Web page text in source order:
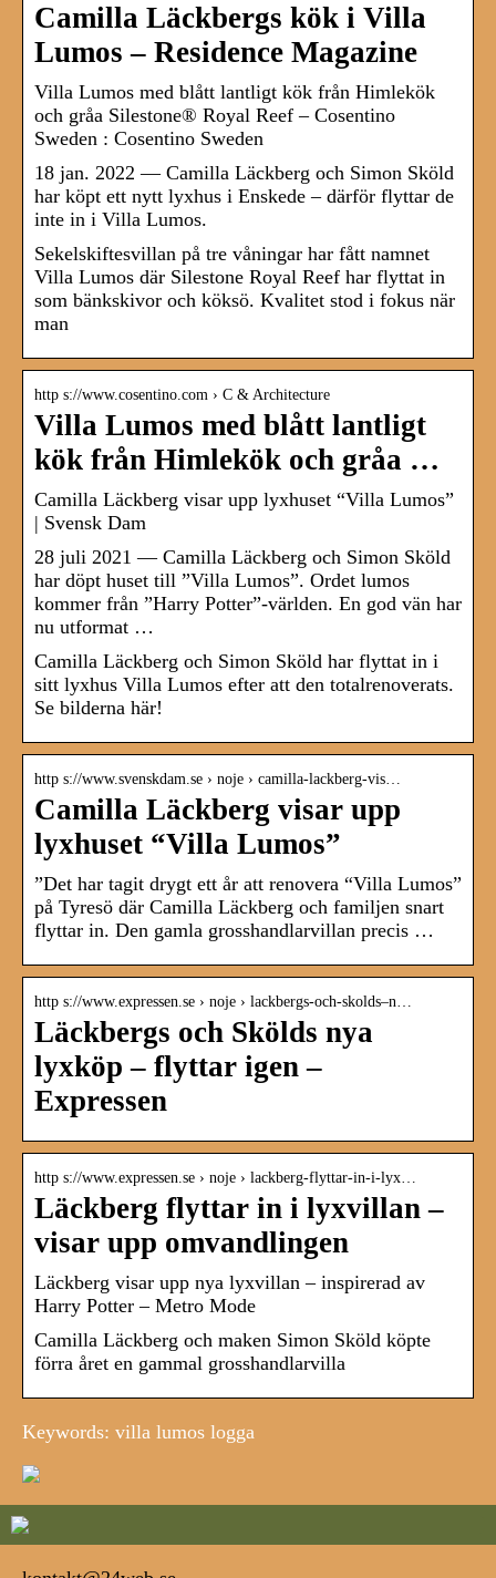
Camilla Läckbergs kök i Villa
Lumos – Residence Magazine
Villa Lumos med blått lantligt kök från Himlekök
och gråa Silestone® Royal Reef – Cosentino
Sweden : Cosentino Sweden
18 jan. 2022 — Camilla Läckberg och Simon Sköld
har köpt ett nytt lyxhus i Enskede – därför flyttar de
inte in i Villa Lumos.
Sekelskiftesvillan på tre våningar har fått namnet
Villa Lumos där Silestone Royal Reef har flyttat in
som bänkskivor och köksö. Kvalitet stod i fokus när
man
http s://www.cosentino.com › C & Architecture
Villa Lumos med blått lantligt
kök från Himlekök och gråa …
Camilla Läckberg visar upp lyxhuset “Villa Lumos”
| Svensk Dam
28 juli 2021 — Camilla Läckberg och Simon Sköld
har döpt huset till ”Villa Lumos”. Ordet lumos
kommer från ”Harry Potter”-världen. En god vän har
nu utformat …
Camilla Läckberg och Simon Sköld har flyttat in i
sitt lyxhus Villa Lumos efter att den totalrenoverats.
Se bilderna här!
http s://www.svenskdam.se › noje › camilla-lackberg-vis…
Camilla Läckberg visar upp
lyxhuset “Villa Lumos”
”Det har tagit drygt ett år att renovera “Villa Lumos”
på Tyresö där Camilla Läckberg och familjen snart
flyttar in. Den gamla grosshandlarvillan precis …
http s://www.expressen.se › noje › lackbergs-och-skolds–n…
Läckbergs och Skölds nya
lyxköp – flyttar igen –
Expressen
http s://www.expressen.se › noje › lackberg-flyttar-in-i-lyx…
Läckberg flyttar in i lyxvillan –
visar upp omvandlingen
Läckberg visar upp nya lyxvillan – inspirerad av
Harry Potter – Metro Mode
Camilla Läckberg och maken Simon Sköld köpte
förra året en gammal grosshandlarvilla
Keywords: villa lumos logga